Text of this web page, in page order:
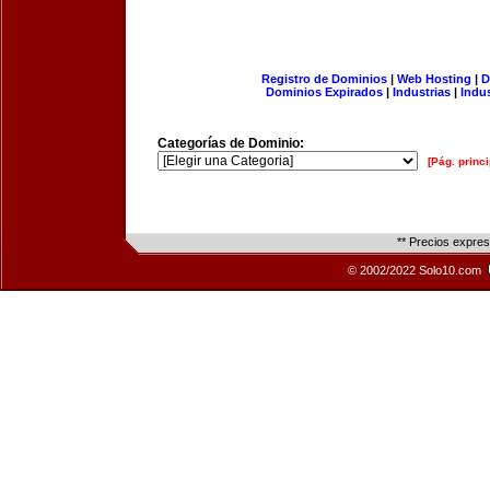
Registro de Dominios| Web Hosting |
Dominios Expirados | Industrias |
Categorías de Dominio:
[Pág.
** Precios
© 2002/2022 Solo10.com